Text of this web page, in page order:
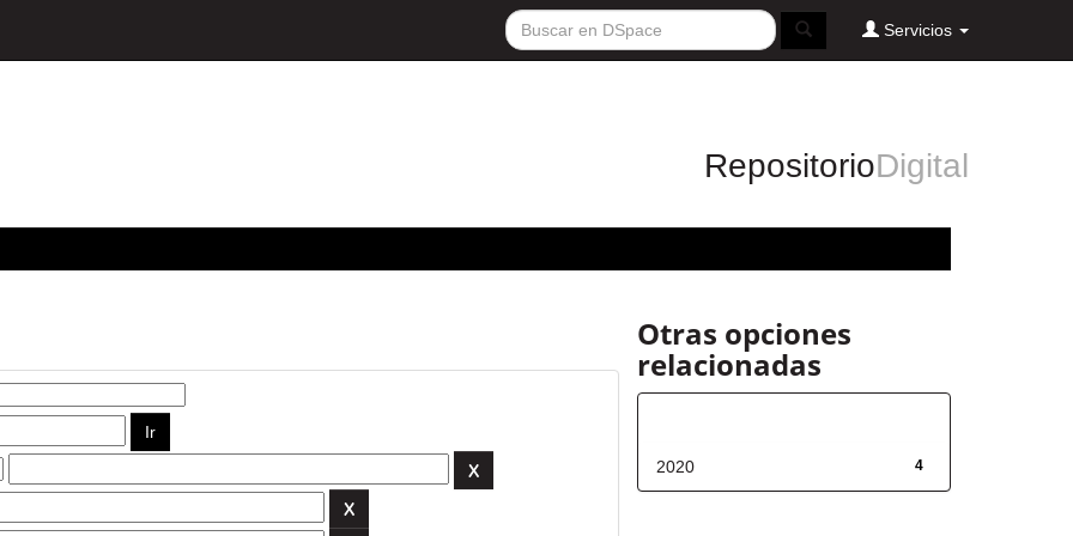
Servicios
RepositorioDigital
Otras opciones
relacionadas
4
2020